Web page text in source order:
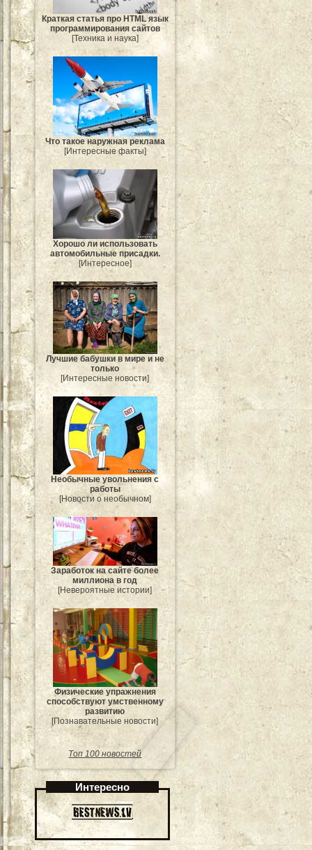
Краткая статья про HTML язык
программирования сайтов
[Техника и наука]
Что такое наружная реклама
[Интересные факты]
Хорошо ли использовать
автомобильные присадки.
[Интересное]
Лучшие бабушки в мире и не
только
[Интересные новости]
Необычные увольнения с
работы
[Новости о необычном]
Заработок на сайте более
миллиона в год
[Невероятные истории]
Физические упражнения
способствуют умственному
развитию
[Познавательные новости]
Топ 100 новостей
Интересно